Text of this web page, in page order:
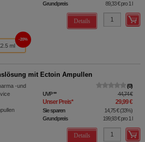
Grundpreis
89,33 €pro 1 l
Details
ml
20%
mit Ectoin Ampullen
-und
0
UVP** 44,74 €
Unser Preis* 29,99 €
Sie sparen 14,75 €(33%)
Grundpreis
199,93 €pro 1 l
Details